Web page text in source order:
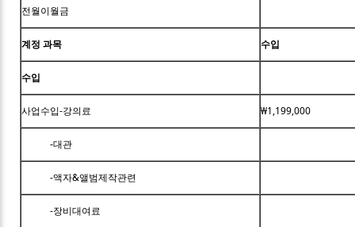
전월이월금
계정 과목 수입
수입
사업수입-강의료 ₩1,199,000
-대관
-액자&앨범제작관련
-장비대여료
Sketchbook5, 스케치북5